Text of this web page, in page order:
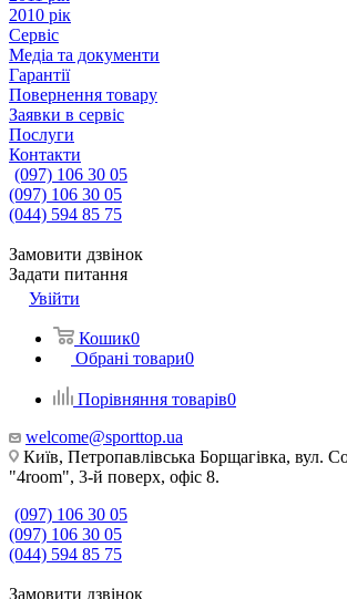
2010 рік
Сервіс
Медіа та документи
Гарантії
Повернення товару
Заявки в сервіс
Послуги
Контакти
(097) 106 30 05
(097) 106 30 05
(044) 594 85 75
Замовити дзвінок
Задати питання
Увійти
Кошик0
Обрані товари0
Порівняння товарів0
welcome@sporttop.ua
Київ, Петропавлівська Борщагівка, вул.
"4room", 3-й поверх, офіс 8.
(097) 106 30 05
(097) 106 30 05
(044) 594 85 75
Замовити дзвінок